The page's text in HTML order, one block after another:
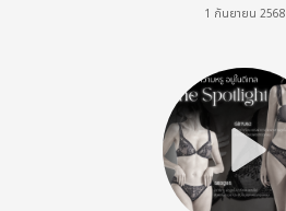
1 กันยายน 2568